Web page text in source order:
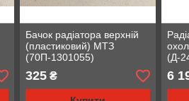
Бачок радіатора верхній
(пластиковий) МТЗ
(70П-1301055)
325₴
(Д-
во
6